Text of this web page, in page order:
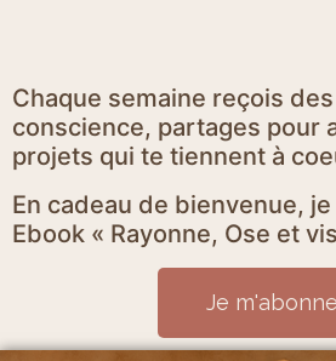
Chaque semaine reçois
conscience, partages pour
projets qui te tiennent à
En cadeau de bienvenue, je
Ebook « Rayonne, Ose et
Je m'abonne